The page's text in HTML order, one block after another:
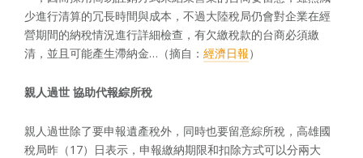
少進行清算的冗長時間與成本，不過大陸稅局仍會對企業在經
營期間的納稅情況進行詳細檢查，有欠繳稅款的台商必須繳
清，並且可能產生滯納金…（摘自： 經濟日報）
親人過世 協助代報綜所稅
親人過世除了要申報遺產稅外，同時也要留意綜所稅，高雄國
稅局昨（17）日表示，申報繳納期限和扣除方式可以分兩大